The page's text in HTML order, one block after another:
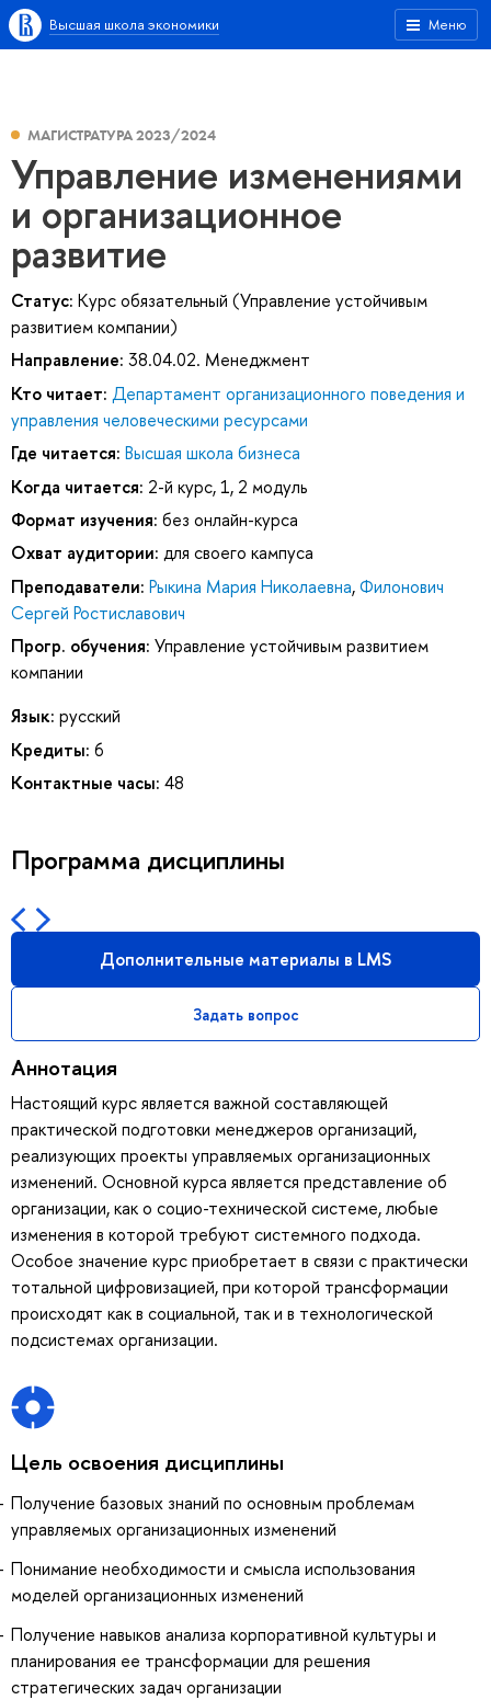
Меню
Высшая школа экономики
МАГИСТРАТУРА 2023/2024
Управление изменениями
и организационное
развитие
Статус: Курс обязательный (Управление устойчивым
развитием компании)
Направление: 38.04.02. Менеджмент
Кто читает: Департамент организационного поведения и
управления человеческими ресурсами
Где читается: Высшая школа бизнеса
Когда читается: 2-й курс, 1, 2 модуль
Формат изучения: без онлайн-курса
Охват аудитории: для своего кампуса
Преподаватели: Рыкина Мария Николаевна,Филонович
Сергей Ростиславович
Прогр. обучения: Управление устойчивым развитием
компании
Язык: русский
Кредиты: 6
Контактные часы: 48
Программа дисциплины
Дополнительные материалы в LMS
Задать вопрос
Аннотация
Настоящий курс является важной составляющей
практической подготовки менеджеров организаций,
реализующих проекты управляемых организационных
изменений. Основной курса является представление об
организации, как о социо-технической системе, любые
изменения в которой требуют системного подхода.
Особое значение курс приобретает в связи с практически
тотальной цифровизацией, при которой трансформации
происходят как в социальной, так и в технологической
подсистемах организации.
Цель освоения дисциплины
Получение базовых знаний по основным проблемам
управляемых организационных изменений
Понимание необходимости и смысла использования
моделей организационных изменений
Получение навыков анализа корпоративной культуры и
планирования ее трансформации для решения
стратегических задач организации